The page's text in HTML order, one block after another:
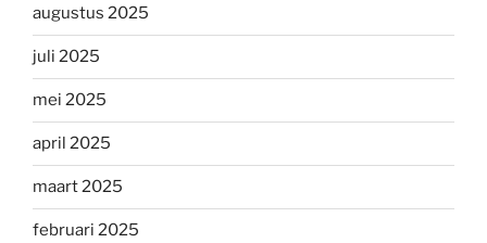
augustus 2025
juli 2025
mei 2025
april 2025
maart 2025
februari 2025